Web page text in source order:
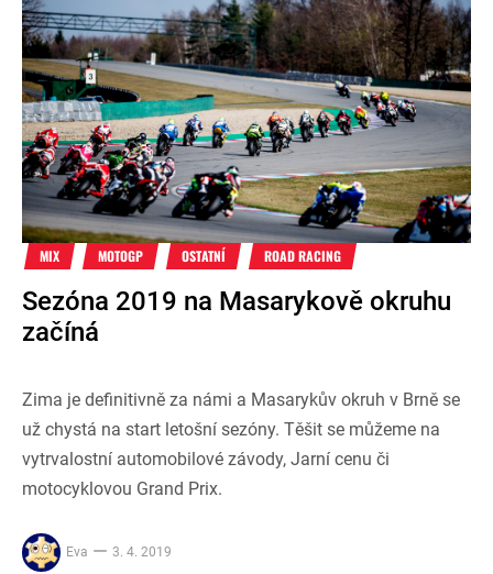
MIX MOTOGP OSTATNÍ ROAD RACING
Sezóna 2019 na Masarykově okruhu
začíná
Zima je definitivně za námi a Masarykův okruh v Brně se
už chystá na start letošní sezóny. Těšit se můžeme na
vytrvalostní automobilové závody, Jarní cenu či
motocyklovou Grand Prix.
Eva 3. 4. 2019